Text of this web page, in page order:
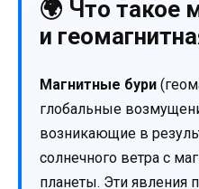
🌍 Что такое
и
Магнитные бури
глобальные
возникающие в
солнечного ветра с
планеты. Эти явления